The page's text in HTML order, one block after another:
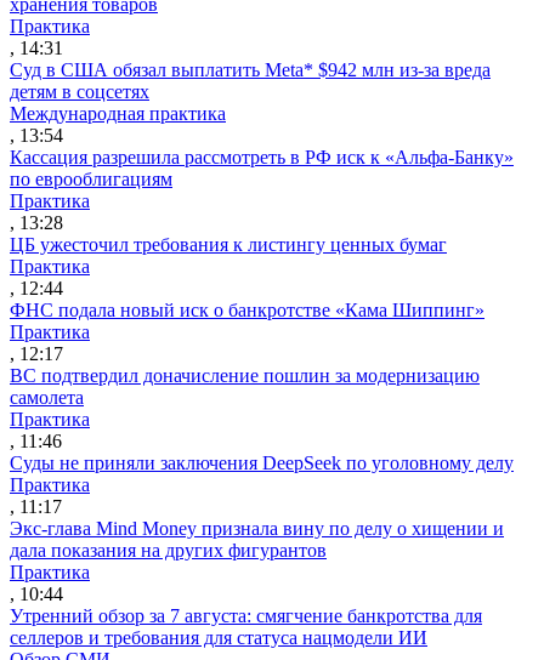
Практика
, 14:31
Суд в США обязал выплатить Meta* $942 млн из-за вреда
детям в соцсетях
Международная практика
, 13:54
Кассация разрешила рассмотреть в РФ иск к «Альфа-Банку»
по еврооблигациям
Практика
, 13:28
ЦБ ужесточил требования к листингу ценных бумаг
Практика
, 12:44
ФНС подала новый иск о банкротстве «Кама Шиппинг»
Практика
, 12:17
ВС подтвердил доначисление пошлин за модернизацию
самолета
Практика
, 11:46
Суды не приняли заключения DeepSeek по уголовному делу
Практика
, 11:17
Экс-глава Mind Money признала вину по делу о хищении и
дала показания на других фигурантов
Практика
, 10:44
Утренний обзор за 7 августа: смягчение банкротства для
селлеров и требования для статуса нацмодели ИИ